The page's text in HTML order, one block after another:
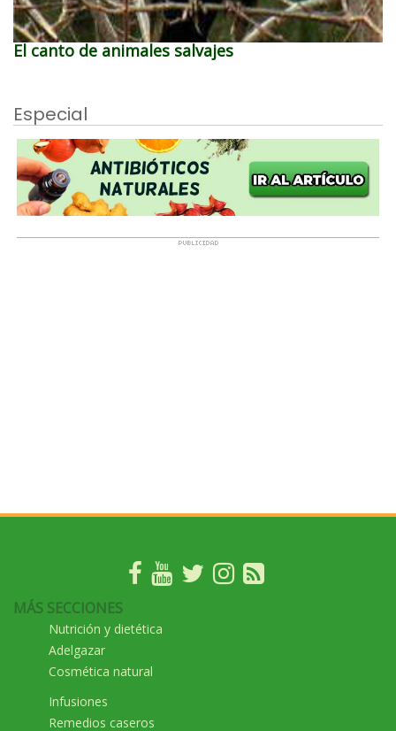
El canto de animales salvajes
Especial
MÁS SECCIONES
Nutrición y dietética
Adelgazar
Cosmética natural
Infusiones
Remedios caseros